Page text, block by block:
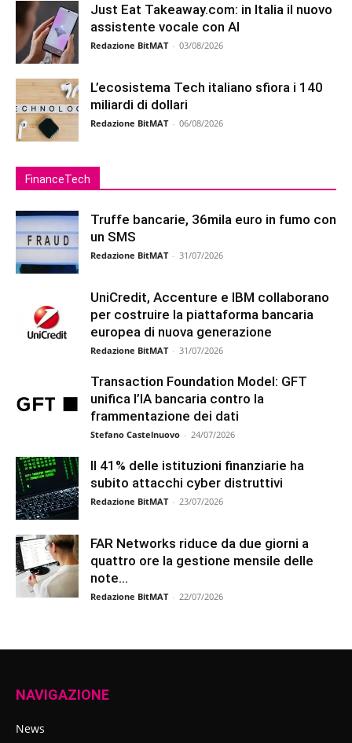
Just Eat Takeaway.com: in Italia il nuovo
assistente vocale con AI
Redazione BitMAT - 03/08/2026
L’ecosistema Tech italiano sfiora i 140
miliardi di dollari
Redazione BitMAT - 06/08/2026
FinanceTech
Truffe bancarie, 36mila euro in fumo con
un SMS
Redazione BitMAT - 31/07/2026
UniCredit, Accenture e IBM collaborano
per costruire la piattaforma bancaria
europea di nuova generazione
Redazione BitMAT - 31/07/2026
Transaction Foundation Model: GFT
unifica l’IA bancaria contro la
frammentazione dei dati
Stefano Castelnuovo - 24/07/2026
Il 41% delle istituzioni finanziarie ha
subito attacchi cyber distruttivi
Redazione BitMAT - 23/07/2026
FAR Networks riduce da due giorni a
quattro ore la gestione mensile delle
note...
Redazione BitMAT - 22/07/2026
NAVIGAZIONE
News